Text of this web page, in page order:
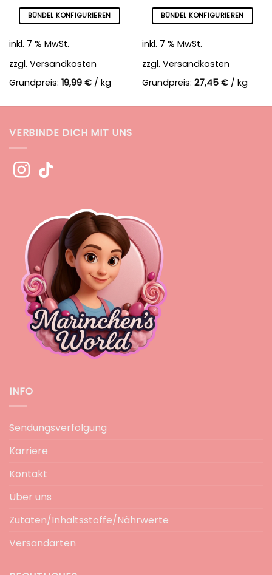
BÜNDEL KONFIGURIEREN
inkl. 7 % MwSt.
zzgl. Versandkosten
Grundpreis: 19,99 €/ kg
BÜNDEL KONFIGURIEREN
inkl. 7 % MwSt.
zzgl. Versandkosten
Grundpreis: 27,45 €/ kg
VERBINDE DICH MIT UNS
INFO
Sendungsverfolgung
Karriere
Kontakt
Über uns
Zutaten/Inhaltsstoffe/Nährwerte
Versandarten